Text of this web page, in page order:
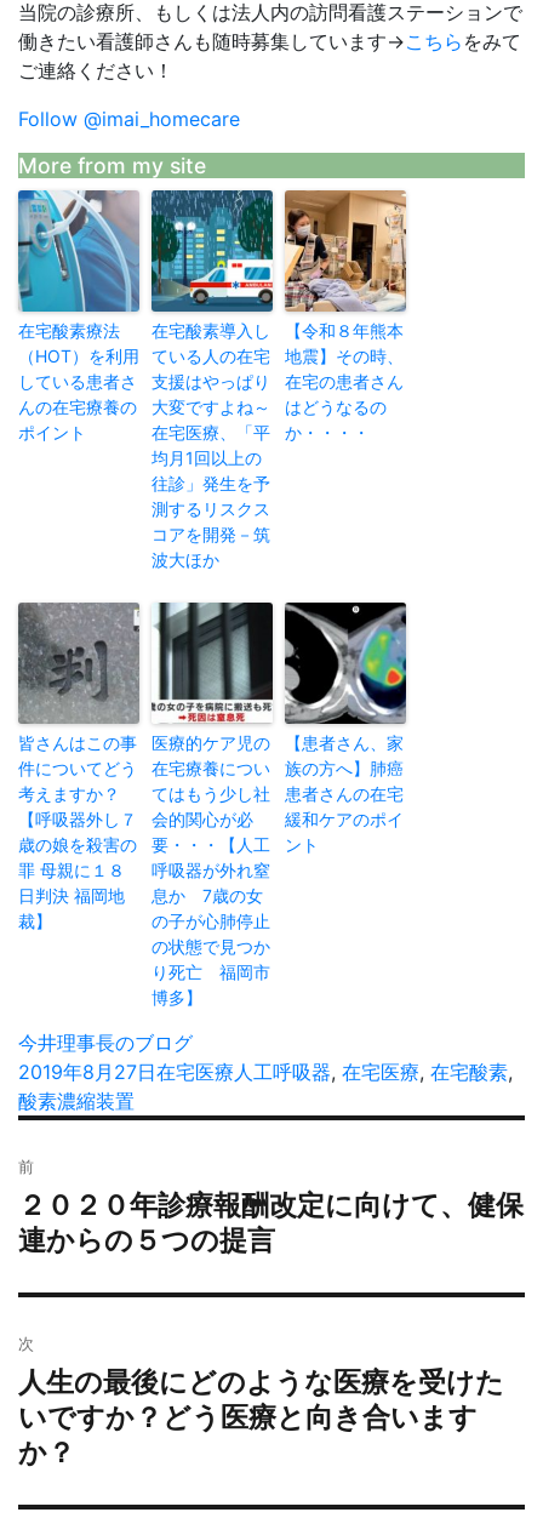
当院の診療所、もしくは法人内の訪問看護ステーションで
働きたい看護師さんも随時募集しています→こちら をみて
ご連絡ください！
Follow @imai_homecare
More from my site
在宅酸素療法
（HOT）を利用
している患者さ
んの在宅療養の
ポイント
在宅酸素導入し
ている人の在宅
支援はやっぱり
大変ですよね～
在宅医療、「平
均月1回以上の
往診」発生を予
測するリスクス
コアを開発－筑
波大ほか
【令和８年熊本
地震】その時、
在宅の患者さん
はどうなるの
か・・・・
皆さんはこの事
件についてどう
考えますか？
【呼吸器外し７
歳の娘を殺害の
罪 母親に１８
日判決 福岡地
裁】
医療的ケア児の
在宅療養につい
てはもう少し社
会的関心が必
要・・・【人工
呼吸器が外れ窒
息か 7歳の女
の子が心肺停止
の状態で見つか
り死亡 福岡市
博多】
【患者さん、家
族の方へ】肺癌
患者さんの在宅
緩和ケアのポイ
ント
投
稿
者
今井理事長のブログ
投
稿
2019年8月27日カ
ー
在宅医療 タ
人工呼吸器, 在宅医療, 在宅酸素,
酸素濃縮装置
稿
ナ
ビ
シ
ョ
ン
前
過
去
投
２０２０年診療報酬改定に向けて、健保
連からの５つの提言
次
次
の
投
稿:
人生の最後にどのような医療を受けた
いですか？どう医療と向き合います
か？